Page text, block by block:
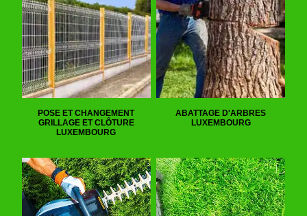
POSE ET CHANGEMENT
GRILLAGE ET CLÔTURE
LUXEMBOURG
ABATTAGE D'ARBRES
LUXEMBOURG